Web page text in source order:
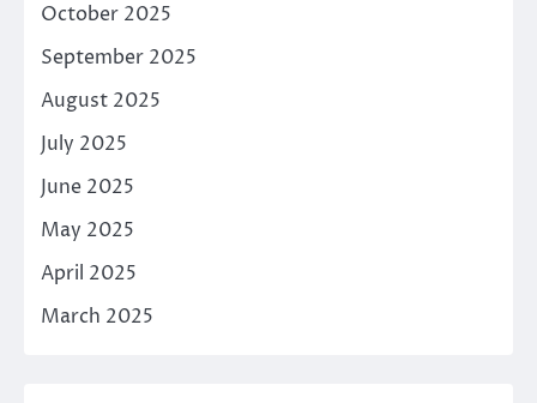
October 2025
September 2025
August 2025
July 2025
June 2025
May 2025
April 2025
March 2025